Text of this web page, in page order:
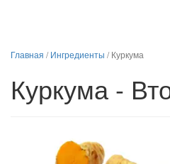
Главная /Ингредиенты /Куркума
Куркума -